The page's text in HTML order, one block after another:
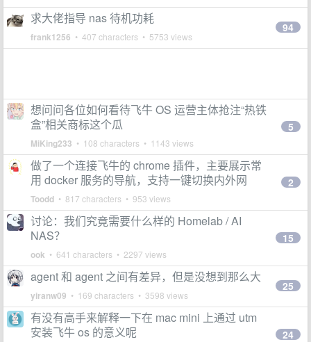
求大佬指导 nas 待机功耗
frank1256 • 407 characters • 5753 views
94
想问问各位如何看待飞牛 OS 运营主体抢注“热铁
盒”相关商标这个瓜
MiKing233 • 108 characters • 1143 views
5
做了一个连接飞牛的 chrome 插件，主要展示常
用 docker 服务的导航，支持一键切换内外网
Toodd • 817 characters • 953 views
2
讨论：我们究竟需要什么样的 Homelab / AI
NAS？
ook • 641 characters • 2297 views
15
agent 和 agent 之间有差异，但是没想到那么大
yiranw09 • 169 characters • 3598 views
25
有没有高手来解释一下在 mac mini 上通过 utm
安装飞牛 os 的意义呢
24